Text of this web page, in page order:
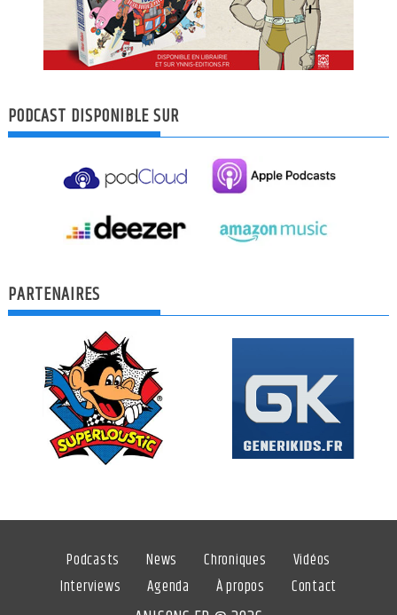
PODCAST DISPONIBLE SUR
PARTENAIRES
Podcasts News Chroniques
Vidéos
Interviews
Agenda À propos Contact